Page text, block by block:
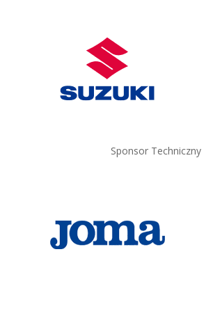
Sponsor Techniczny